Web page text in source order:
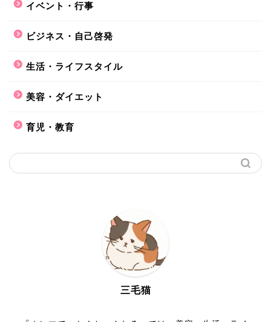
イベント・行事
ビジネス・自己啓発
生活・ライフスタイル
美容・ダイエット
育児・教育
三毛猫